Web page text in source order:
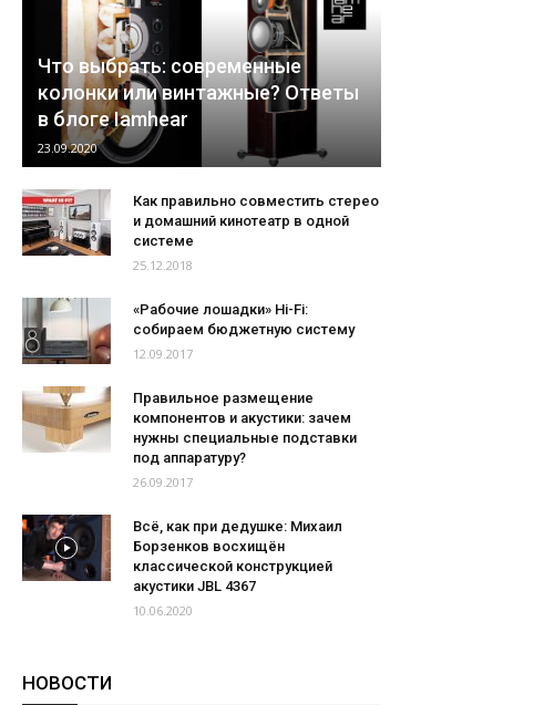
Что выбрать: современные
колонки или винтажные? Ответы
в блоге Iamhear
23.09.2020
Как правильно совместить стерео
и домашний кинотеатр в одной
системе
25.12.2018
«Рабочие лошадки» Hi-Fi:
собираем бюджетную систему
12.09.2017
Правильное размещение
компонентов и акустики: зачем
нужны специальные подставки
под аппаратуру?
26.09.2017
Всё, как при дедушке: Михаил
Борзенков восхищён
классической конструкцией
акустики JBL 4367
10.06.2020
НОВОСТИ